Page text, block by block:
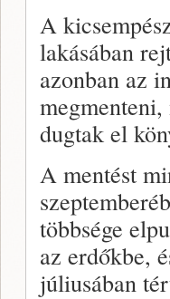
A
lakásában
azonban az
megmenteni,
dugtak el
A mentést
többsége
az erdőkbe,
júliusában